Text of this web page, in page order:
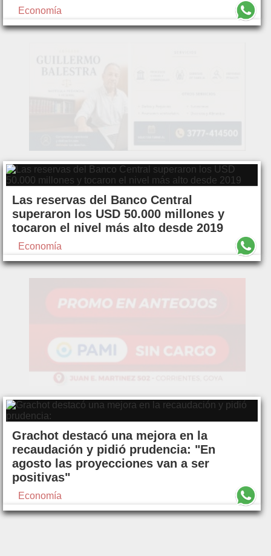
Economía
Las reservas del Banco Central
superaron los USD 50.000 millones y
tocaron el nivel más alto desde 2019
Economía
Grachot destacó una mejora en la
recaudación y pidió prudencia: "En
agosto las proyecciones van a ser
positivas"
Economía